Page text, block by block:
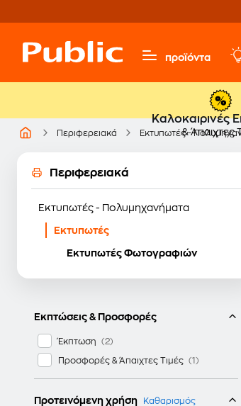
προϊόντα
Καλοκαιρινές
& Άπαιχτες
Περιφερειακά Εκτυπωτές -
Περιφερειακά
Εκτυπωτές - Πολυμηχανήματα
Εκτυπωτές
Εκτυπωτές Φωτογραφιών
Εκπτώσεις & Προσφορές
Έκπτωση
Προσφορές & Άπαιχτες Τιμές
Προτεινόμενη χρήση Καθαρισμός